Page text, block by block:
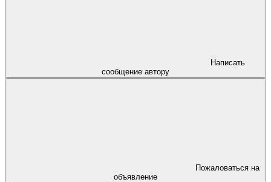
сообщение автору
объявление